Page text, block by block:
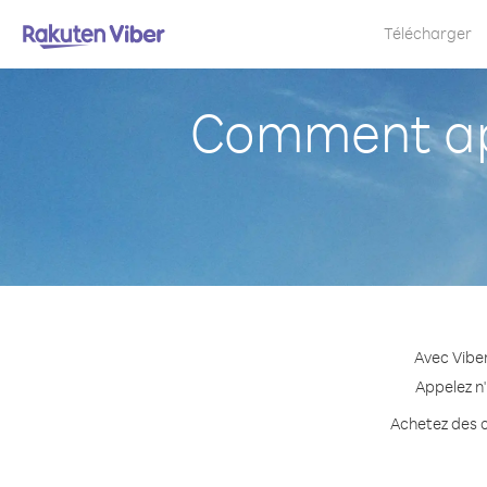
Télécharger
Comment
Avec
Appelez
Achetez des